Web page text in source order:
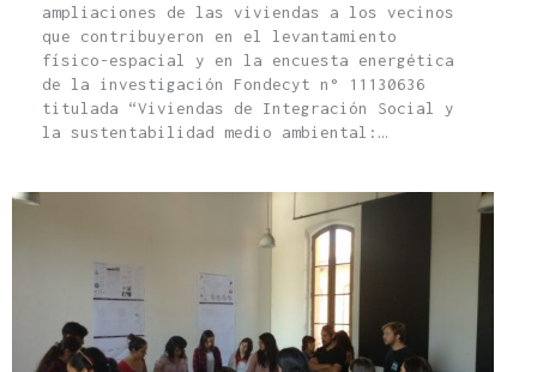
ampliaciones de las viviendas a los vecinos
que contribuyeron en el levantamiento
físico-espacial y en la encuesta energética
de la investigación Fondecyt n° 11130636
titulada “Viviendas de Integración Social y
la sustentabilidad medio ambiental:…